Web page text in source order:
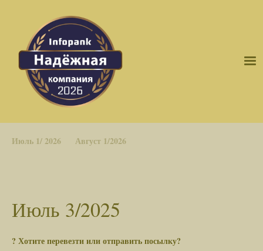
Июль 1/ 2026 Август 1/2026
Июль 3/2025
? Хотите перевезти или отправить посылку?